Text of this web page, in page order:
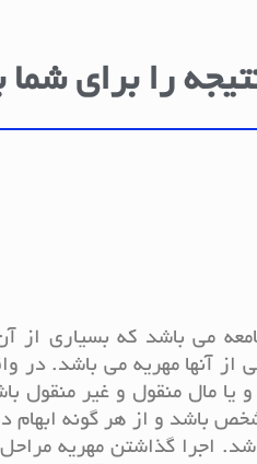
را برای
می باشد که بسیاری از
آنها مهریه می باشد. در
مال منقول و غیر منقول
باشد و از هر گونه ابهام
اجرا گذاشتن مهریه